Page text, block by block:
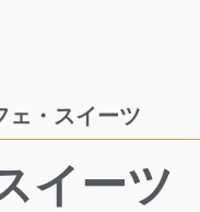
ェ・スイーツ
イーツ